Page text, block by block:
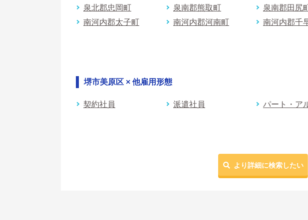
泉北郡忠岡町
泉南郡熊取町 泉南郡田尻
南河内郡太子町
南河内郡河南町 南河内郡千
堺市美原区 × 他雇用形態
契約社員 派遣社員 パート・ア
より詳細に検索したい